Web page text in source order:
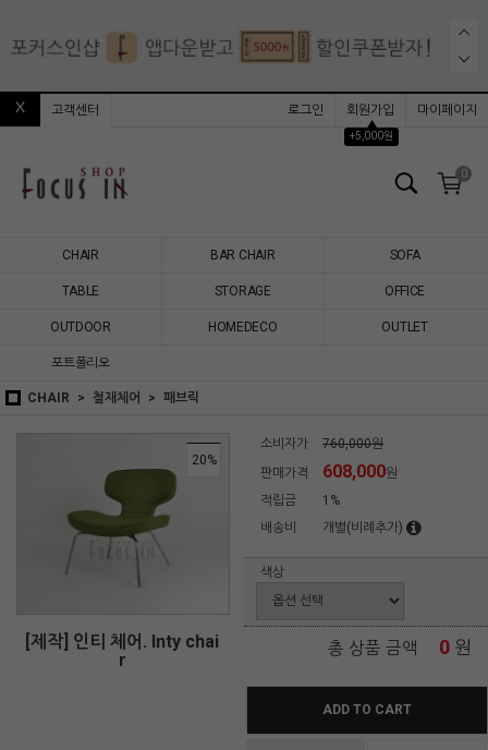
고객센터 로그인
회원가입
▲
+5,000원
마이페이지
0
CHAIR BAR CHAIR SOFA
TABLE STORAGE OFFICE
OUTDOOR HOMEDECO OUTLET
포트폴리오
CHAIR 철재체어 패브릭
20%
[제작] 인티 체어. Inty chai
r
소비자가
760,000원
판매가격
608,000원
적립금
1%
배송비
개별(비례추가)
색상
총 상품 금액 0 원
ADD TO CART